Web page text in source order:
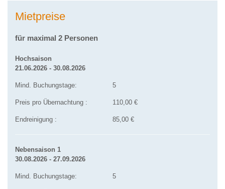
Mietpreise
für maximal 2 Personen
Hochsaison
21.06.2026 - 30.08.2026
Mind. Buchungstage: 5
Preis pro Übernachtung : 110,00 €
Endreinigung : 85,00 €
Nebensaison 1
30.08.2026 - 27.09.2026
Mind. Buchungstage: 5